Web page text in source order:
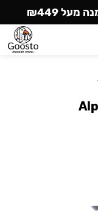
₪449